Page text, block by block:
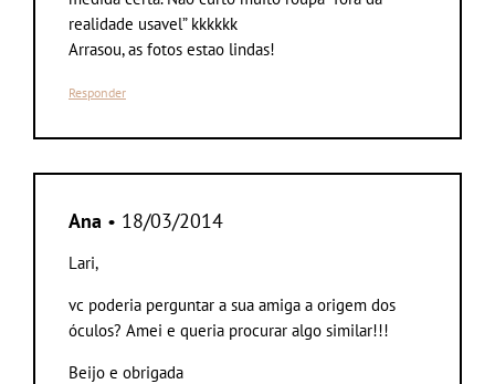
realidade usavel” kkkkkk
Arrasou, as fotos estao lindas!
Responder
Ana • 18/03/2014
Lari,
vc poderia perguntar a sua amiga a origem dos
óculos? Amei e queria procurar algo similar!!!
Beijo e obrigada